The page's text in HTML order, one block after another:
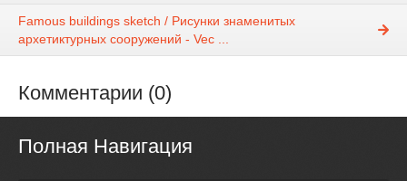
Famous buildings sketch / Рисунки знаменитых
архетиктурных сооружений - Vec ...
Комментарии (0)
Полная Навигация